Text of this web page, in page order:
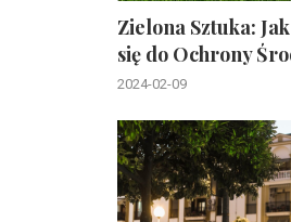
Zielona Sztuka:
się do Ochrony
2024-02-09